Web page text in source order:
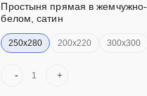
Простыня прямая в жемчужно-
белом, сатин
250х280 200х220 300х300
- +